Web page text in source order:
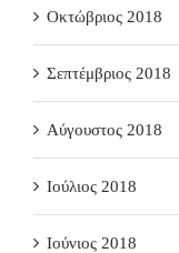
Οκτώβριος 2018
Σεπτέμβριος 2018
Αύγουστος 2018
Ιούλιος 2018
Ιούνιος 2018